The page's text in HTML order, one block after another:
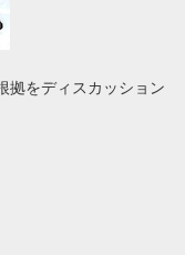
拠をディスカッション